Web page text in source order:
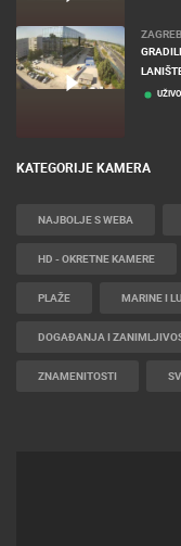
ZAGREB
UŽIVO
KATEGORIJE KAMERA
NAJBOLJE S WEBA
HD - OKRETNE KAMERE
PLAŽE MARINE I
DOGAĐANJA I
ZNAMENITOSTI